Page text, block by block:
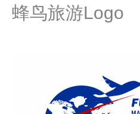
蜂鸟旅游Logo